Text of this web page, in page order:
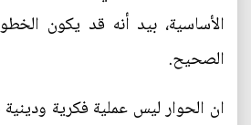
الأساسية، بيد أنه قد يكون
الصحيح.
ان الحوار ليس عملية فكرية